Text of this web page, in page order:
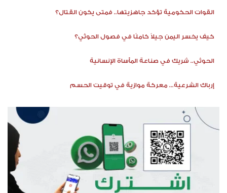
القوات الحكومية تؤكد جاهزيتها.. فمتى يكون القتال؟
كيف يخسر اليمن جيلاً كاملًا في فصول الحوثي؟
الحوثي.. شريك في صناعة المأساة الإنسانية
إرباك الشرعية... معركة موازية في توقيت الحسم